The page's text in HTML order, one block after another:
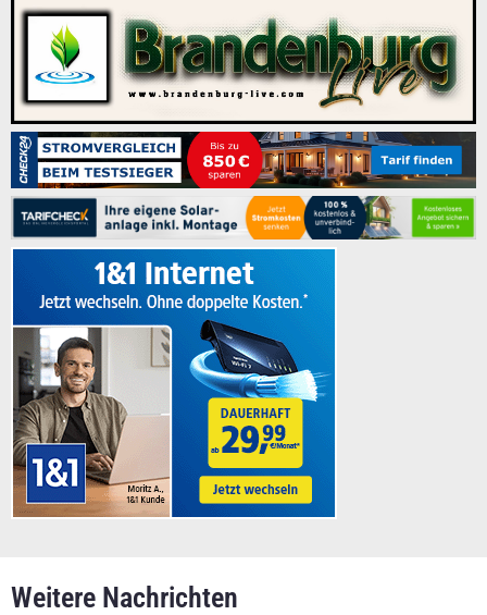
Weitere Nachrichten